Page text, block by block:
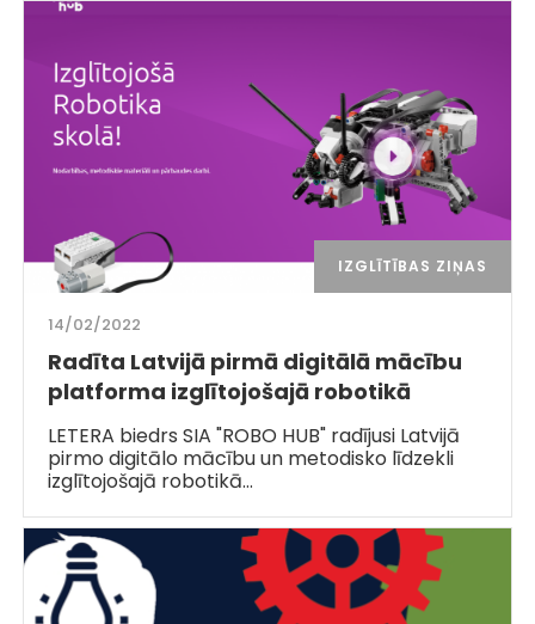
IZGLĪTĪBAS ZIŅAS
14/02/2022
Radīta Latvijā pirmā digitālā mācību
platforma izglītojošajā robotikā
LETERA biedrs SIA "ROBO HUB" radījusi Latvijā
pirmo digitālo mācību un metodisko līdzekli
izglītojošajā robotikā…